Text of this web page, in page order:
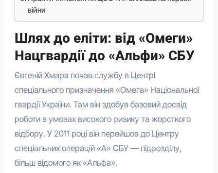
війни
Шлях до еліти: від «Омеги»
Нацгвардії до «Альфи» СБУ
Євгеній Хмара почав службу в Центрі
спеціального призначення «Омега» Національної
гвардії України. Там він здобув базовий досвід
роботи в умовах високого ризику та жорсткого
відбору. У 2011 році він перейшов до Центру
спеціальних операцій «А» СБУ — підрозділу,
більш відомого як «Альфа».